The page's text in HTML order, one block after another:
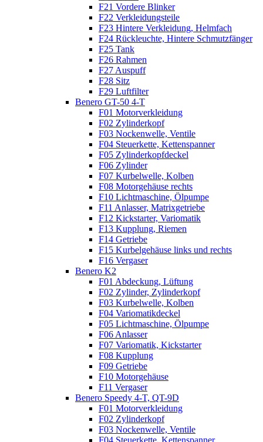
F21 Vordere Blinker
F22 Verkleidungsteile
F23 Hintere Verkleidung, Helmfach
F24 Rückleuchte, Hintere Schmutzfänger
F25 Tank
F26 Rahmen
F27 Auspuff
F28 Sitz
F29 Luftfilter
Benero GT-50 4-T
F01 Motorverkleidung
F02 Zylinderkopf
F03 Nockenwelle, Ventile
F04 Steuerkette, Kettenspanner
F05 Zylinderkopfdeckel
F06 Zylinder
F07 Kurbelwelle, Kolben
F08 Motorgehäuse rechts
F10 Lichtmaschine, Ölpumpe
F11 Anlasser, Matrixgetriebe
F12 Kickstarter, Variomatik
F13 Kupplung, Riemen
F14 Getriebe
F15 Kurbelgehäuse links und rechts
F16 Vergaser
Benero K2
F01 Abdeckung, Lüftung
F02 Zylinder, Zylinderkopf
F03 Kurbelwelle, Kolben
F04 Variomatikdeckel
F05 Lichtmaschine, Ölpumpe
F06 Anlasser
F07 Variomatik, Kickstarter
F08 Kupplung
F09 Getriebe
F10 Motorgehäuse
F11 Vergaser
Benero Speedy 4-T, QT-9D
F01 Motorverkleidung
F02 Zylinderkopf
F03 Nockenwelle, Ventile
F04 Steuerkette, Kettenspanner